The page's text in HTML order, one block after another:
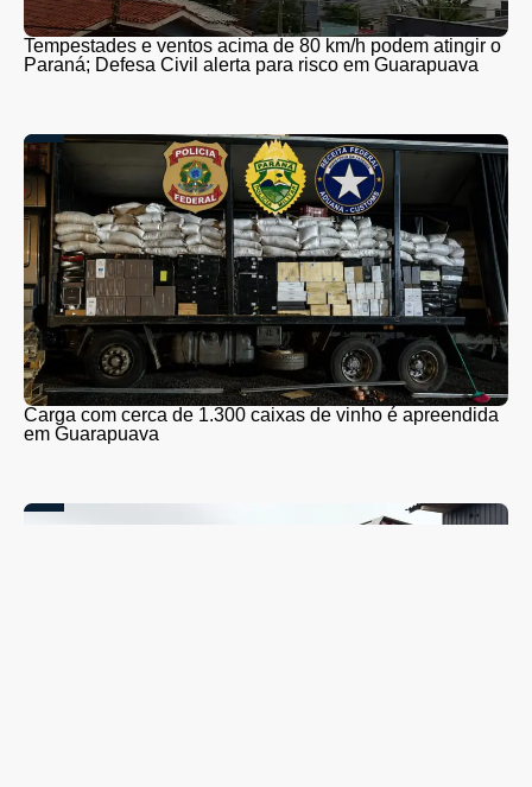
Tempestades e ventos acima de 80 km/h podem atingir o
Paraná; Defesa Civil alerta para risco em Guarapuava
Carga com cerca de 1.300 caixas de vinho é apreendida
em Guarapuava